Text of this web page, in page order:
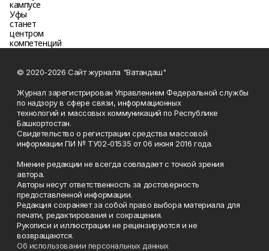
© 2020-2026 Сайт журнала "Ватандаш"
Журнал зарегистрирован Управлением Федеральной службы
по надзору в сфере связи, информационных
технологий и массовых коммуникаций по Республике
Башкортостан.
Свидетельство о регистрации средства массовой
информации ПИ № ТУ02-01535 от 06 июня 2016 года.
Мнение редакции не всегда совпадает с точкой зрения
автора.
Авторы несут ответственность за достоверность
предоставленной информации.
Редакция сохраняет за собой право выбора материала для
печати, редактирования и сокращения.
Рукописи и иллюстрации не рецензируются и не
возвращаются.
Об использовании персональных данных